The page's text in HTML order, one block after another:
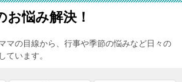
お悩み解決！
マの目線から、行事や季節の悩みなど日々の
ています。